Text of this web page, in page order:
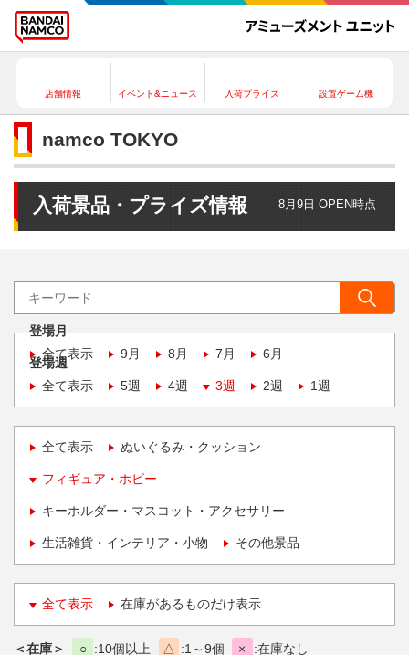
店舗情報 イベント&ニュース 入荷プライズ 設置ゲーム機
namco TOKYO
入荷景品・プライズ情報 8月9日 OPEN時点
登場月
全て表示
9月 8月 7月 6月
登場週
全て表示
5週 4週 3週 2週 1週
全て表示 ぬいぐるみ・クッション
フィギュア・ホビー
キーホルダー・マスコット・アクセサリー
生活雑貨・インテリア・小物 その他景品
全て表示 在庫があるものだけ表示
＜在庫＞ ○ 10個以上 △ 1～9個 × 在庫なし